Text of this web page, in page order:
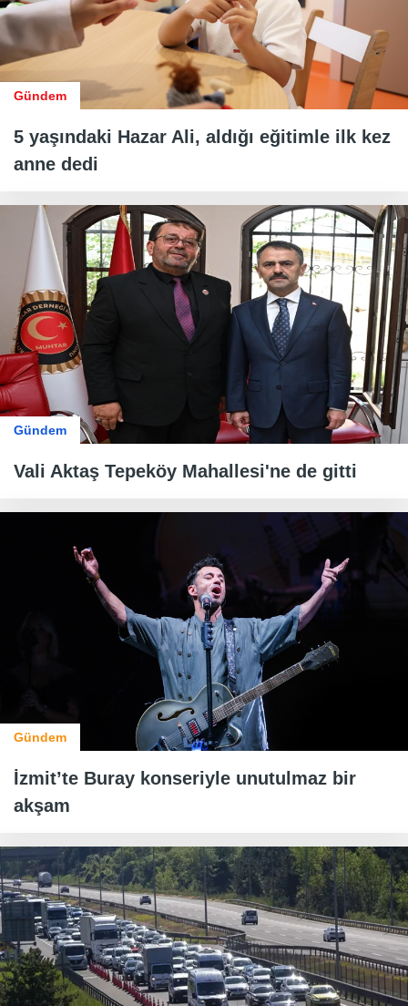
Gündem
5 yaşındaki Hazar Ali, aldığı eğitimle ilk kez
anne dedi
Gündem
Vali Aktaş Tepeköy Mahallesi'ne de gitti
Gündem
İzmit’te Buray konseriyle unutulmaz bir
akşam